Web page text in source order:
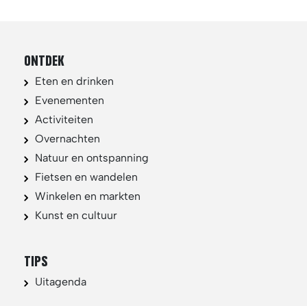
ONTDEK
Eten en drinken
Evenementen
Activiteiten
Overnachten
Natuur en ontspanning
Fietsen en wandelen
Winkelen en markten
Kunst en cultuur
TIPS
Uitagenda